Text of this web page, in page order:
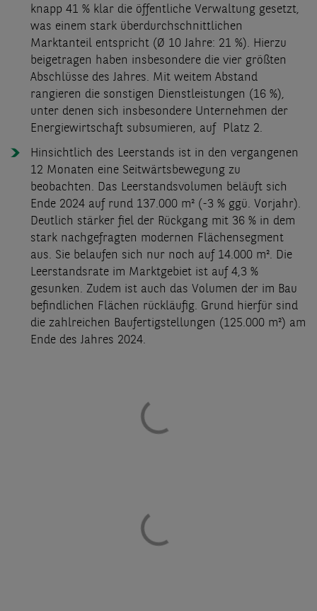
knapp 41 % klar die öffentliche Verwaltung gesetzt,
was einem stark überdurchschnittlichen
Marktanteil entspricht (Ø 10 Jahre: 21 %). Hierzu
beigetragen haben insbesondere die vier größten
Abschlüsse des Jahres. Mit weitem Abstand
rangieren die sonstigen Dienstleistungen (16 %),
unter denen sich insbesondere Unternehmen der
Energiewirtschaft subsumieren, auf Platz 2.
Hinsichtlich des Leerstands ist in den vergangenen
12 Monaten eine Seitwärtsbewegung zu
beobachten. Das Leerstandsvolumen beläuft sich
Ende 2024 auf rund 137.000 m² (-3 % ggü. Vorjahr).
Deutlich stärker fiel der Rückgang mit 36 % in dem
stark nachgefragten modernen Flächensegment
aus. Sie belaufen sich nur noch auf 14.000 m². Die
Leerstandsrate im Marktgebiet ist auf 4,3 %
gesunken. Zudem ist auch das Volumen der im Bau
befindlichen Flächen rückläufig. Grund hierfür sind
die zahlreichen Baufertigstellungen (125.000 m²) am
Ende des Jahres 2024.